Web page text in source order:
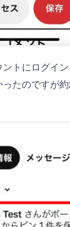
トにログイ
たのですが